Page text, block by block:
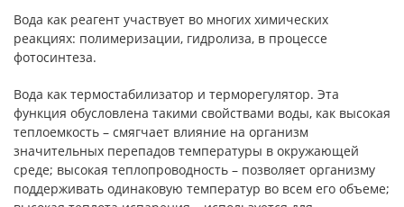
Вода как реагент участвует во многих химических
реакциях: полимеризации, гидролиза, в процессе
фотосинтеза.
Вода как термостабилизатор и терморегулятор. Эта
функция обусловлена такими свойствами воды, как высокая
теплоемкость – смягчает влияние на организм
значительных перепадов температуры в окружающей
среде; высокая теплопроводность – позволяет организму
поддерживать одинаковую температур во всем его объеме;